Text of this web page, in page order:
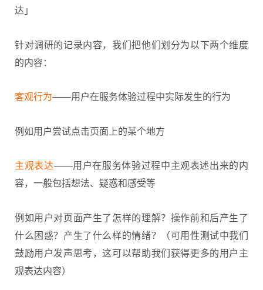
达」
针对调研的记录内容，我们把他们划分为以下两个维度
的内容：
客观行为——用户在服务体验过程中实际发生的行为
例如用户尝试点击页面上的某个地方
主观表达——用户在服务体验过程中主观表述出来的内
容，一般包括想法、疑惑和感受等
例如用户对页面产生了怎样的理解？操作前和后产生了
什么困惑？产生了什么样的情绪？（可用性测试中我们
鼓励用户发声思考，这可以帮助我们获得更多的用户主
观表达内容）